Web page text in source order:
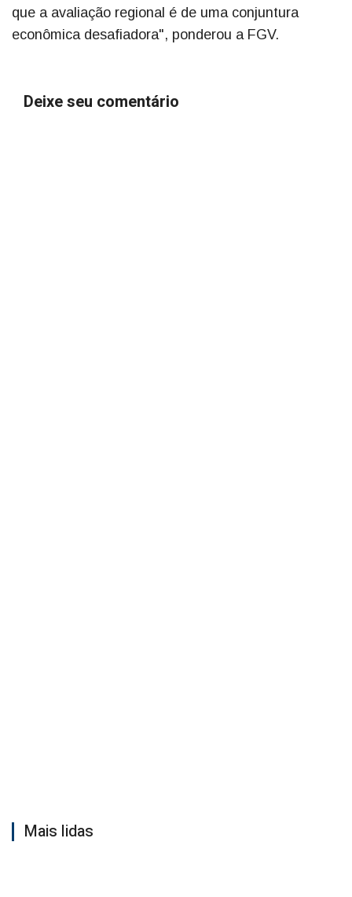
que a avaliação regional é de uma conjuntura
econômica desafiadora", ponderou a FGV.
Deixe seu comentário
Mais lidas